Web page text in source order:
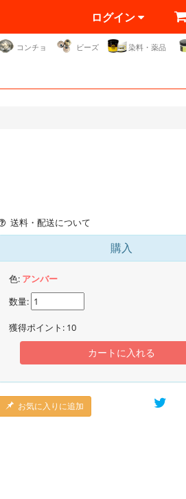
ログイン
コンチョ ビーズ 染料・薬品
送料・配送について
購入
色: アンバー
数量:
獲得ポイント: 10
カートに入れる
お気に入りに追加